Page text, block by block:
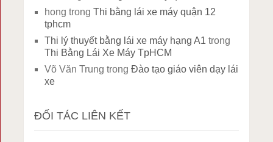
hong trongThi bằng lái xe máy quận 12
tphcm
Thi lý thuyết bằng lái xe máy hạng A1 trong
Thi Bằng Lái Xe Máy TpHCM
Võ Văn Trung trongĐào tạo giáo viên dạy lái
xe
ĐỐI TÁC LIÊN KẾT